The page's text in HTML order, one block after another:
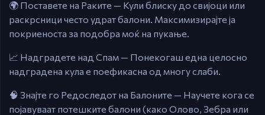
🌍 Поставете на Раките — Кули блиску до свијоци или
раскрсници често удрат балони. Максимизирајте ја
покриеноста за подобра моќ на пукање.
📈 Надградете над Спам — Понекогаш една целосно
надградена кула е поефикасна од многу слаби.
🧠 Знајте го Редоследот на Балоните — Научете кога се
појавуваат потешките балони (како Олово, Зебра или